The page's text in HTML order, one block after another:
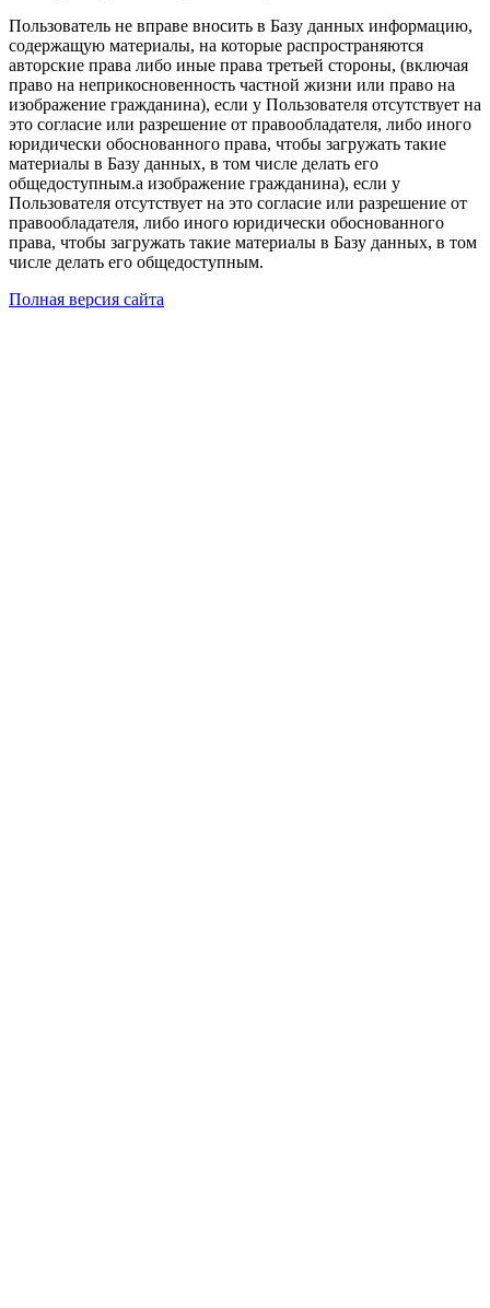
Пользователь не вправе вносить в Базу данных информацию,
содержащую материалы, на которые распространяются
авторские права либо иные права третьей стороны, (включая
право на неприкосновенность частной жизни или право на
изображение гражданина), если у Пользователя отсутствует на
это согласие или разрешение от правообладателя, либо иного
юридически обоснованного права, чтобы загружать такие
материалы в Базу данных, в том числе делать его
общедоступным.а изображение гражданина), если у
Пользователя отсутствует на это согласие или разрешение от
правообладателя, либо иного юридически обоснованного
права, чтобы загружать такие материалы в Базу данных, в том
числе делать его общедоступным.
Полная версия сайта